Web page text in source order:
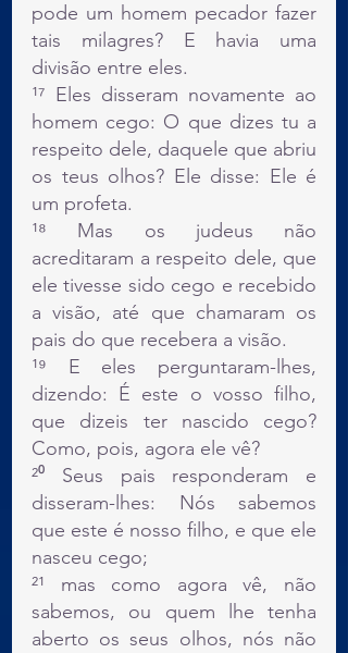
pode um homem pecador fazer
tais milagres? E havia uma
divisão entre eles.
¹⁷ Eles disseram novamente ao
homem cego: O que dizes tu a
respeito dele, daquele que abriu
os teus olhos? Ele disse: Ele é
um profeta.
¹⁸ Mas os judeus não
acreditaram a respeito dele, que
ele tivesse sido cego e recebido
a visão, até que chamaram os
pais do que recebera a visão.
¹⁹ E eles perguntaram-lhes,
dizendo: É este o vosso filho,
que dizeis ter nascido cego?
Como, pois, agora ele vê?
²⁰ Seus pais responderam e
disseram-lhes: Nós sabemos
que este é nosso filho, e que ele
nasceu cego;
²¹ mas como agora vê, não
sabemos, ou quem lhe tenha
aberto os seus olhos, nós não